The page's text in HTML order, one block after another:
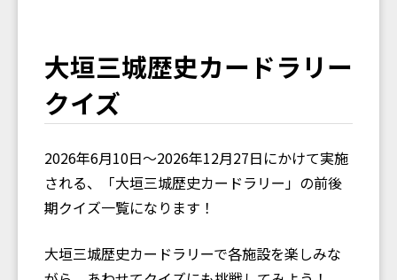
大垣三城歴史カードラリー
クイズ
2026年6月10日〜2026年12月27日にかけて実施
される、「大垣三城歴史カードラリー」の前後
期クイズ一覧になります！
大垣三城歴史カードラリーで各施設を楽しみな